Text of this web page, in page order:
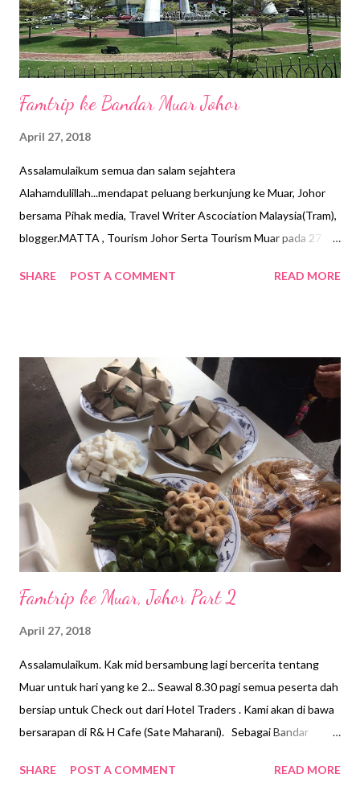
Honeymoon Trip. Kak mid pernah ke Lombok beb...
Famtrip ke Bandar Muar Johor
April 27, 2018
Assalamulaikum semua dan salam sejahtera
Alahamdulillah...mendapat peluang berkunjung ke Muar, Johor
bersama Pihak media, Travel Writer Ascociation Malaysia(Tram),
blogger.MATTA , Tourism Johor Serta Tourism Muar pada 27 &
Muar...kira- kira 7 tahun yang lalu(lama tue..hehehe.).ketika masih
oleh peniaga2 di sana pada ketika itu amat mengalakkan. Bila
dapat peluang lagi...apa lagi Kak mid sanggup tolak job lain,,,.demi
nak kesana lagi.hahaha...... Inilah Monumen mercun tanda Bandar
Di raja Muar Bandar Maharani Bandar Diraja merupakan nama
rasmi bagi Bandar Muar di Daerah Muar Johor. Pengisytiharan
rasmi Bandar Maharani Bandar Di raja di sempurnakan oleh
DYMM Sultan Johor Sultan Ibrahim ibni Almarhum Sultan
Iskandar pad...
SHARE POST A COMMENT READ MORE
Famtrip ke Muar, Johor Part 2
April 27, 2018
Assalamulaikum. Kak mid bersambung lagi bercerita tentang
Muar untuk hari yang ke 2... Seawal 8.30 pagi semua peserta dah
bersiap untuk Check out dari Hotel Traders . Kami akan di bawa
bersarapan di R& H Cafe (Sate Maharani). Sebagai Bandar
tempatan yang enak dan sedap.. Jom kita terjah makanan di R&
SHARE POST A COMMENT READ MORE